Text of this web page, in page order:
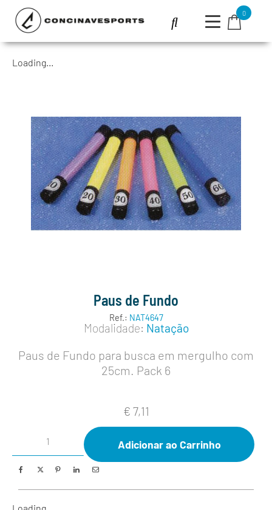
0
Loading...
Paus de Fundo
Ref.: NAT4647
Modalidade: Natação
Paus de Fundo para busca em mergulho com
25cm. Pack 6
€ 7,11
Adicionar ao Carrinho